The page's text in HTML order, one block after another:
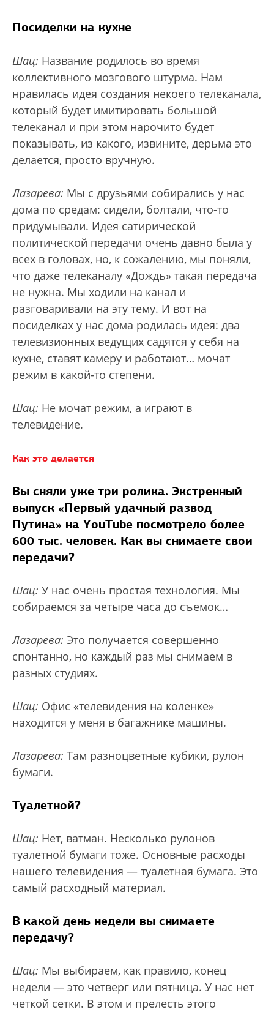
Посиделки на кухне
Шац: Название родилось во время
коллективного мозгового штурма. Нам
нравилась идея создания некоего телеканала,
который будет имитировать большой
телеканал и при этом нарочито будет
показывать, из какого, извините, дерьма это
делается, просто вручную.
Лазарева: Мы с друзьями собирались у нас
дома по средам: сидели, болтали, что-то
придумывали. Идея сатирической
политической передачи очень давно была у
всех в головах, но, к сожалению, мы поняли,
что даже телеканалу «Дождь» такая передача
не нужна. Мы ходили на канал и
разговаривали на эту тему. И вот на
посиделках у нас дома родилась идея: два
телевизионных ведущих садятся у себя на
кухне, ставят камеру и работают… мочат
режим в какой-то степени.
Шац: Не мочат режим, а играют в
телевидение.
Как это делается
Вы сняли уже три ролика. Экстренный
выпуск «Первый удачный развод
Путина» на YouTube посмотрело более
600 тыс. человек. Как вы снимаете свои
передачи?
Шац: У нас очень простая технология. Мы
собираемся за четыре часа до съемок…
Лазарева: Это получается совершенно
спонтанно, но каждый раз мы снимаем в
разных студиях.
Шац: Офис «телевидения на коленке»
находится у меня в багажнике машины.
Лазарева: Там разноцветные кубики, рулон
бумаги.
Туалетной?
Шац: Нет, ватман. Несколько рулонов
туалетной бумаги тоже. Основные расходы
нашего телевидения — туалетная бумага. Это
самый расходный материал.
В какой день недели вы снимаете
передачу?
Шац: Мы выбираем, как правило, конец
недели — это четверг или пятница. У нас нет
четкой сетки. В этом и прелесть этого